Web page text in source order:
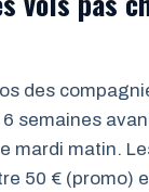
des
semaines
mardi matin.
50 € (promo)